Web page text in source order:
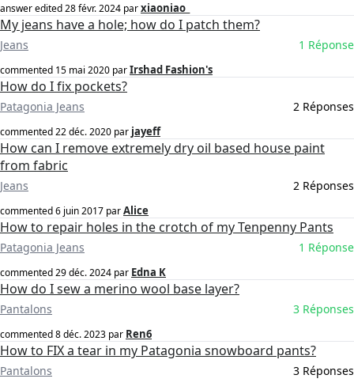
answer edited28 févr. 2024 parxiaoniao_
My jeans have a hole; how do I patch them?
Jeans 1 Réponse
commented 15 mai 2020 parIrshad Fashion's
How do I fix pockets?
Patagonia Jeans 2 Réponses
commented22 déc. 2020 par jayeff
How can I remove extremely dry oil based house paint
from fabric
Jeans 2 Réponses
commented6 juin 2017 parAlice
How to repair holes in the crotch of my Tenpenny Pants
Patagonia Jeans 1 Réponse
commented29 déc. 2024 par Edna K
How do I sew a merino wool base layer?
Pantalons 3 Réponses
commented8 déc. 2023 par Ren6
How to FIX a tear in my Patagonia snowboard pants?
Pantalons 3 Réponses